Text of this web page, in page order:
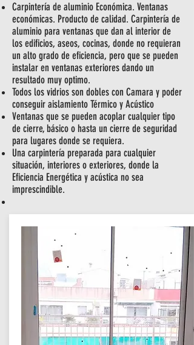
Carpintería de aluminio Económica. Ventanas
económicas. Producto de calidad. Carpintería de
aluminio para ventanas que dan al interior de
los edificios, aseos, cocinas, donde no requieran
un alto grado de eficiencia, pero que se pueden
instalar en ventanas exteriores dando un
resultado muy optimo.
Todos los vidrios son dobles con Camara y poder
conseguir aislamiento Térmico y Acústico
Ventanas que se pueden acoplar cualquier tipo
de cierre, básico o hasta un cierre de seguridad
para lugares donde se requiera.
Una carpintería preparada para cualquier
situación, interiores o exteriores, donde la
Eficiencia Energética y acústica no sea
imprescindible.